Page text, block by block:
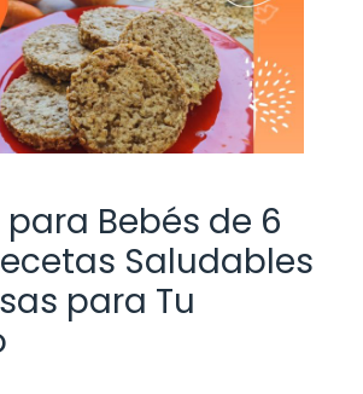
Bebés de 6
Saludables
para Tu